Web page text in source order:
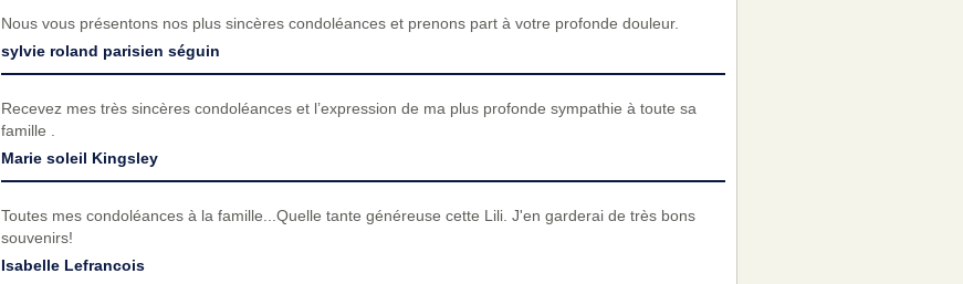
Nous vous présentons nos plus sincères condoléances et prenons part à votre profonde douleur.
sylvie roland parisien séguin
Recevez mes très sincères condoléances et l’expression de ma plus profonde sympathie à toute sa
famille .
Marie soleil Kingsley
Toutes mes condoléances à la famille...Quelle tante généreuse cette Lili. J'en garderai de très bons
souvenirs!
Isabelle Lefrancois